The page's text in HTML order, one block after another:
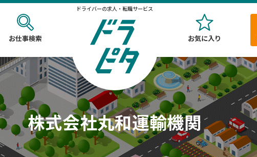
ドライバーの求人・転職サービス
お仕事検索 お気に入り
株式会社丸和運輸機関